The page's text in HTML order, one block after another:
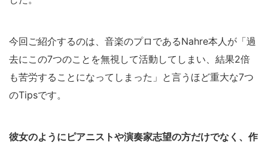
今回ご紹介するのは、音楽のプロであるNahre本人が「過
去にこの7つのことを無視して活動してしまい、結果2倍
も苦労することになってしまった」と言うほど重大な7つ
のTipsです。
彼女のようにピアニストや演奏家志望の方だけでなく、作